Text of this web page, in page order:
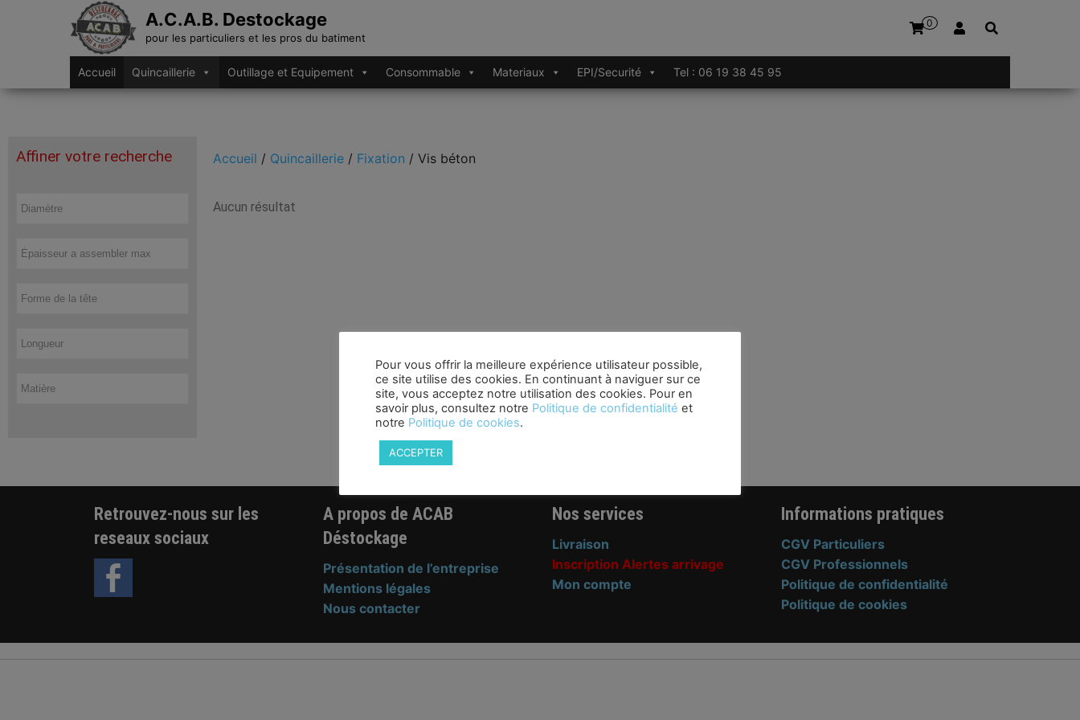
A.C.A.B. Destockage
pour les particuliers et les pros du batiment
0
Accueil Quincaillerie Outillage et Equipement Consommable Materiaux EPI/Securité Tel : 06 19 38 45 95
Affiner votre recherche Accueil / Quincaillerie/ Fixation / Vis béton
Aucun résultat
Retrouvez-nous sur les
reseaux sociaux
A propos de ACAB
Déstockage
Présentation de l’entreprise
Mentions légales
Nous contacter
Nos services
Livraison
Inscription Alertes arrivage
Mon compte
Informations pratiques
CGV Particuliers
CGV Professionnels
Politique de confidentialité
Politique de cookies
Pour vous offrir la meilleure expérience utilisateur possible,
ce site utilise des cookies. En continuant à naviguer sur ce
site, vous acceptez notre utilisation des cookies. Pour en
savoir plus, consultez notre Politique de confidentialité et
notre Politique de cookies.
ACCEPTER